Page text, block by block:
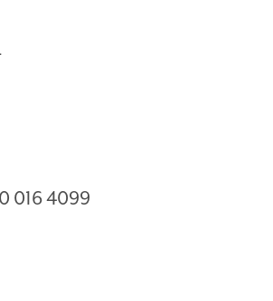
016 4099